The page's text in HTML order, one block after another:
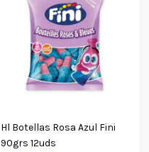
Hl Botellas Rosa Azul Fini
90grs 12uds